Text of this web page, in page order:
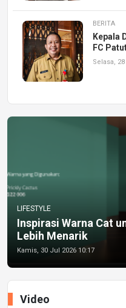
BERITA
Kepala
FC
Selasa,
LIFESTYLE
Inspirasi Warna Cat
Lebih Menarik
Kamis, 30 Jul 2026 10:17
Video